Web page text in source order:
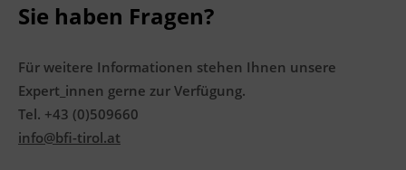
Sie haben Fragen?
Für weitere Informationen stehen Ihnen unsere
Expert_innen gerne zur Verfügung.
Tel. +43 (0)509660
info@bfi-tirol.at